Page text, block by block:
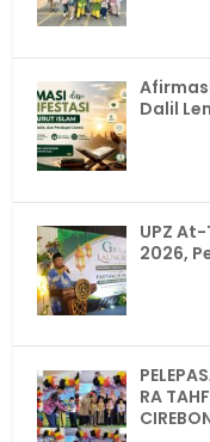
Dalil
UPZ
2026,
RA